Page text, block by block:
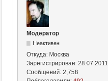
Модератор
Неактивен
Откуда: Москва
Зарегистрирован: 28.07.2011
Сообщений: 2,758